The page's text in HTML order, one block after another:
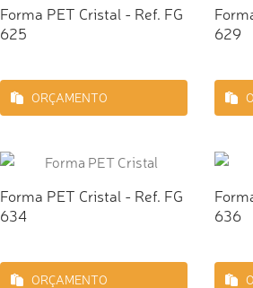
Forma PET Cristal - Ref. FG
625
ORÇAMENTO
629
Forma PET Cristal - Ref. FG
634
ORÇAMENTO
636